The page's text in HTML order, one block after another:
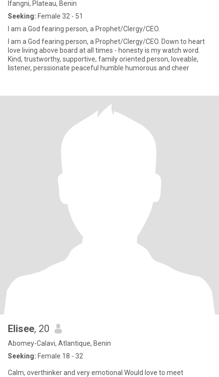
Ifangni, Plateau, Benin
Seeking: Female 32 - 51
I am a God fearing person, a Prophet/Clergy/CEO.
I am a God fearing person, a Prophet/Clergy/CEO. Down to heart
love living above board at all times - honesty is my watch word.
Kind, trustworthy, supportive, family oriented person, loveable,
listener, perssionate peaceful humble humorous and cheer
Elisee, 20
Abomey-Calavi, Atlantique, Benin
Seeking: Female 18 - 32
Calm, overthinker and very emotional Would love to meet